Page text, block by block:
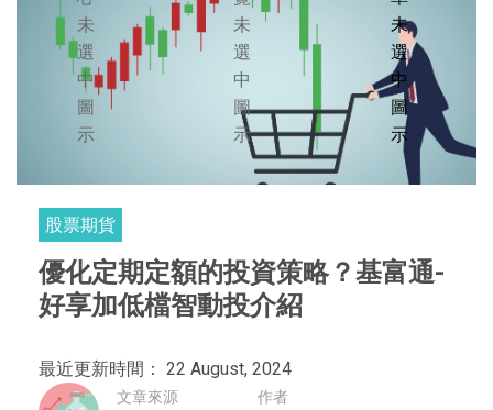
股票期貨
優化定期定額的投資策略？基富通-
好享加低檔智動投介紹
最近更新時間： 22 August, 2024
文章來源 作者